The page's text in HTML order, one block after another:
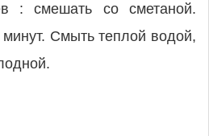
: смешать со сметаной.
Смыть теплой водой,